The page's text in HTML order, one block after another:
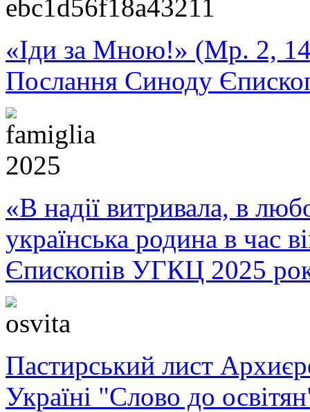
«Іди за Мною!» (Мр. 2,
Послання Синоду
«В надії витривала, в
українська родина в час
Єпископів УГКЦ 2025
Пастирський лист
Україні "Слово до